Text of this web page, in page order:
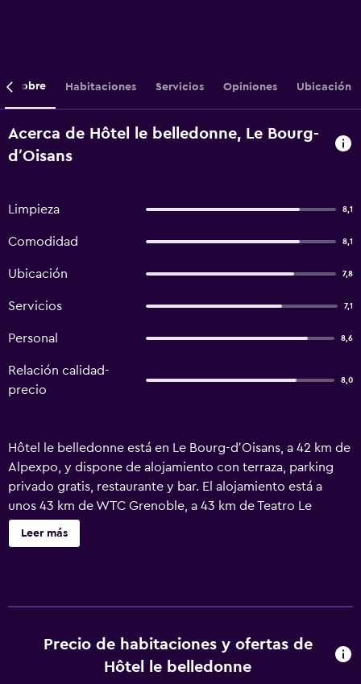
Sobre Habitaciones Servicios Opiniones Ubicación
Acerca de Hôtel le belledonne, Le Bourg-
dʼOisans
Limpieza 8,1
Comodidad 8,1
Ubicación 7,8
Servicios 7,1
Personal 8,6
Relación calidad-
precio
8,0
Hôtel le belledonne está en Le Bourg-dʼOisans, a 42 km de
Alpexpo, y dispone de alojamiento con terraza, parking
privado gratis, restaurante y bar. El alojamiento está a
unos 43 km de WTC Grenoble, a 43 km de Teatro Le
Summum y a 44 km de Alps Stadium. Este alojamiento
libre de humo se encuentra a 43 km de Estación de
belledonne se puede disfrutar de un desayuno buffet. La
Bastilla de Grenoble está a 48 km del alojamiento. El
Leer más
Precio de habitaciones y ofertas de
Hôtel le belledonne